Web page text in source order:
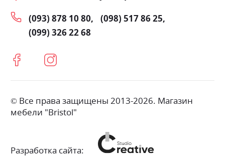
(093) 878 10 80
(098) 517 86 25
(099) 326 22 68
© Все права защищены 2013-2026. Магазин
мебели "Bristol"
Разработка сайта: